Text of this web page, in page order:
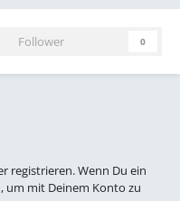
Follower 0
registrieren. Wenn Du ein
, um mit Deinem Konto zu